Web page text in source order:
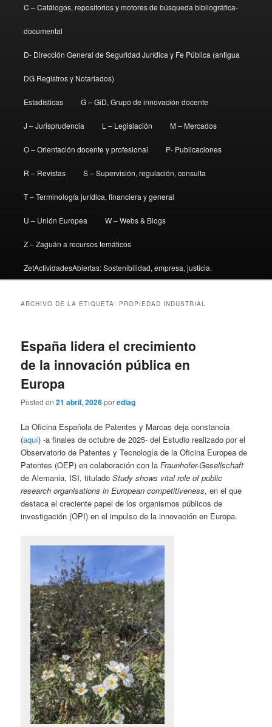
C – Catálogos, repositorios y motores de búsqueda bibliográfica-
documental
D- Dirección General de Seguridad Jurídica y Fe Pública (antigua
DG Registros y Notariados)
Estadísticas G – GiD, Grupo de innovación docente
J – Jurisprudencia L – Legislación M – Mercados
O – Orientación docente y profesional P- Publicaciones
R – Revistas S – Supervisión, regulación, consulta
T – Terminología jurídica, financiera y general
U – Unión Europea W – Webs & Blogs
Z – Zaguán a recursos temáticos
ZetActividadesAbiertas: Sostenibilidad, empresa, justicia.
ARCHIVO DE LA ETIQUETA: PROPIEDAD INDUSTRIAL
España lidera el crecimiento
de la innovación pública en
Europa
Posted on21 abril, 2026porediag
La Oficina Española de Patentes y Marcas deja constancia
(aquí) -a finales de octubre de 2025- del Estudio realizado por el
Observatorio de Patentes y Tecnología de la Oficina Europea de
Patentes (OEP) en colaboración con laFraunhofer-Gesellschaft
de Alemania, ISI, tituladoStudy shows vital role of public
research organisations in European competitiveness, en el que
destaca el creciente papel de los organismos públicos de
investigación (OPI) en el impulso de la innovación en Europa.